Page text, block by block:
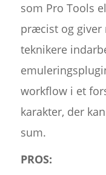
som Pro Tools
præcist og giver
teknikere
workflow i et
karakter, der
sum.
PROS: